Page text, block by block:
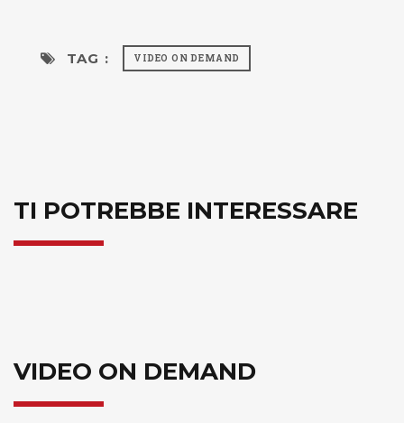
TAG : VIDEO ON DEMAND
TI POTREBBE INTERESSARE
VIDEO ON DEMAND